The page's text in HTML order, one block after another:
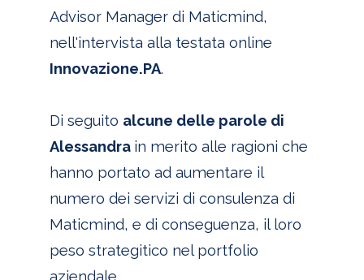
Advisor Manager di Maticmind,
nell'intervista alla testata online
Innovazione.PA.
Di seguito alcune delle parole di
Alessandra in merito alle ragioni che
hanno portato ad aumentare il
numero dei servizi di consulenza di
Maticmind, e di conseguenza, il loro
peso strategitico nel portfolio
aziendale.